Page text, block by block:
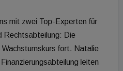
mit zwei Top-Experten für
Rechtsabteilung: Die
fort. Natalie
leiten